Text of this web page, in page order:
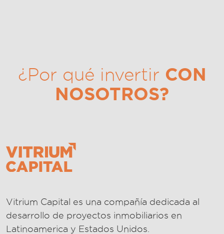
¿Por qué invertir CON
NOSOTROS?
Vitrium Capital es una compañía dedicada al
desarrollo de proyectos inmobiliarios en
Latinoamerica y Estados Unidos.